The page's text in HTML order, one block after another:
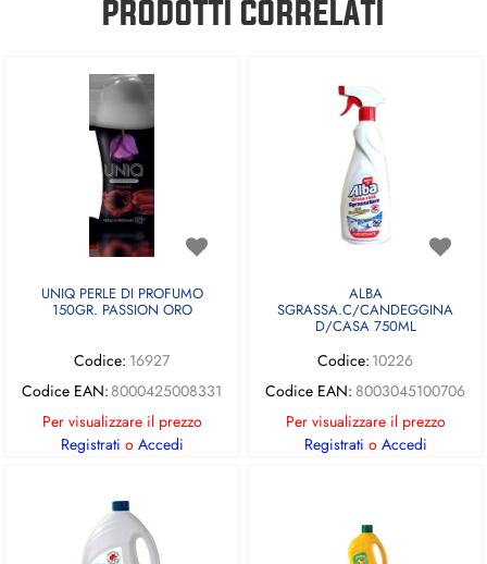
PRODOTTI CORRELATI
UNIQ PERLE DI PROFUMO
150GR. PASSION ORO
Codice: 16927
Codice EAN: 8000425008331
Per visualizzare il prezzo
Registrati o Accedi
ALBA
SGRASSA.C/CANDEGGINA
D/CASA 750ML
Codice: 10226
Codice EAN: 8003045100706
Per visualizzare il prezzo
Registrati o Accedi